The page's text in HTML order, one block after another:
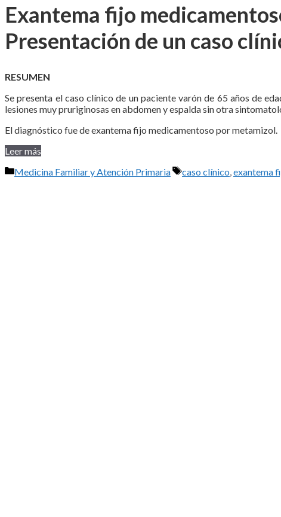
Exantema fijo
Presentación de un caso
RESUMEN
Se presenta el caso clínico de un paciente varón de 65 años de
lesiones muy pruriginosas en abdomen y espalda sin otra
El diagnóstico fue de exantema fijo medicamentoso por metamizol.
Leer más
Categorías
Medicina Familiar y Atención Primaria Etiquetas
caso clínico,exantema